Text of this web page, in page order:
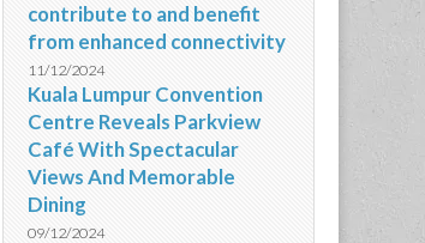
contribute to and benefit
from enhanced connectivity
11/12/2024
Kuala Lumpur Convention
Centre Reveals Parkview
Café With Spectacular
Views And Memorable
Dining
09/12/2024